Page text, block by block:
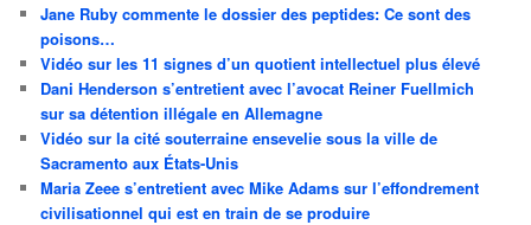
Jane Ruby commente le dossier des peptides: Ce sont des
poisons…
Vidéo sur les 11 signes d’un quotient intellectuel plus élevé
Dani Henderson s’entretient avec l’avocat Reiner Fuellmich
sur sa détention illégale en Allemagne
Vidéo sur la cité souterraine ensevelie sous la ville de
Sacramento aux États-Unis
Maria Zeee s’entretient avec Mike Adams sur l’effondrement
civilisationnel qui est en train de se produire